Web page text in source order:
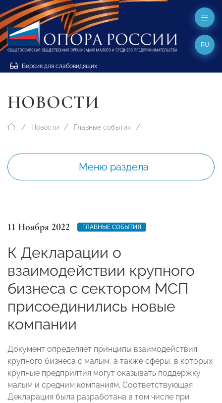
Версия для слабовидящих
RU
НОВОСТИ
Новости Главные события
Меню раздела
11 Ноября 2022 ГЛАВНЫЕ СОБЫТИЯ
К Декларации о
взаимодействии крупного
бизнеса с сектором МСП
присоединились новые
компании
Документ определяет принципы взаимодействия
крупного бизнеса с малым, а также сферы, в которых
крупные предприятия могут оказывать поддержку
малым и средним компаниям. Соответствующая
Декларация была разработана в том числе при